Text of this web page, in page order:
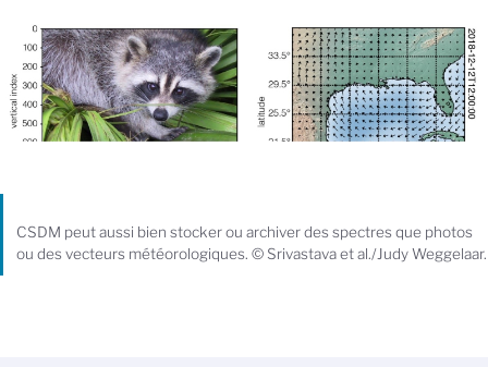
CSDM peut aussi bien stocker ou archiver des spectres que photos
ou des vecteurs météorologiques. © Srivastava et al./Judy Weggelaar.